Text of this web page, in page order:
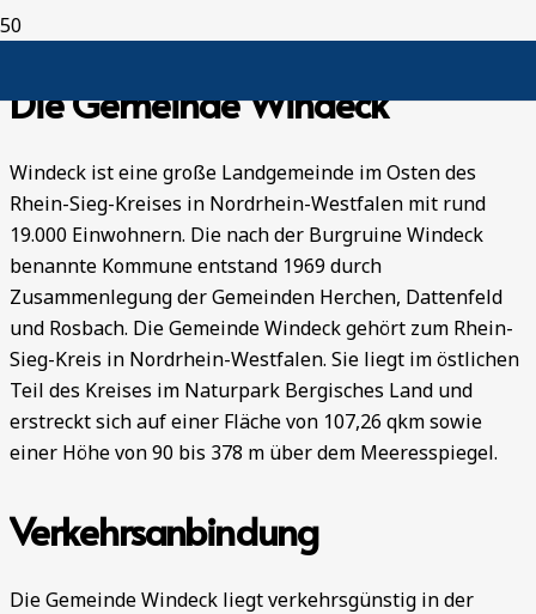
Die Gemeinde Windeck
Windeck ist eine große Landgemeinde im Osten des
Rhein-Sieg-Kreises in Nordrhein-Westfalen mit rund
19.000 Einwohnern. Die nach der Burgruine Windeck
benannte Kommune entstand 1969 durch
Zusammenlegung der Gemeinden Herchen, Dattenfeld
und Rosbach. Die Gemeinde Windeck gehört zum Rhein-
Sieg-Kreis in Nordrhein-Westfalen. Sie liegt im östlichen
Teil des Kreises im Naturpark Bergisches Land und
erstreckt sich auf einer Fläche von 107,26 qkm sowie
einer Höhe von 90 bis 378 m über dem Meeresspiegel.
Verkehrsanbindung
Die Gemeinde Windeck liegt verkehrsgünstig in der